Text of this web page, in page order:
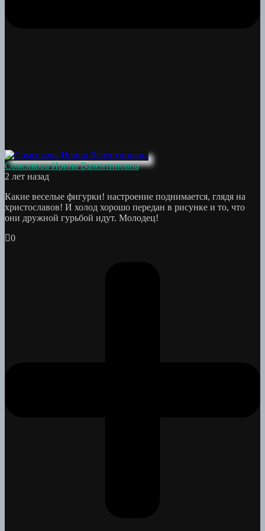
Сомсикова Ирина Валентиновна
2 лет назад
Какие веселые фигурки! настроение поднимается, глядя на
христославов! И холод хорошо передан в рисунке и то, что
они дружной гурьбой идут. Молодец!
0